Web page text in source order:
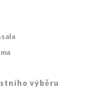
výběru